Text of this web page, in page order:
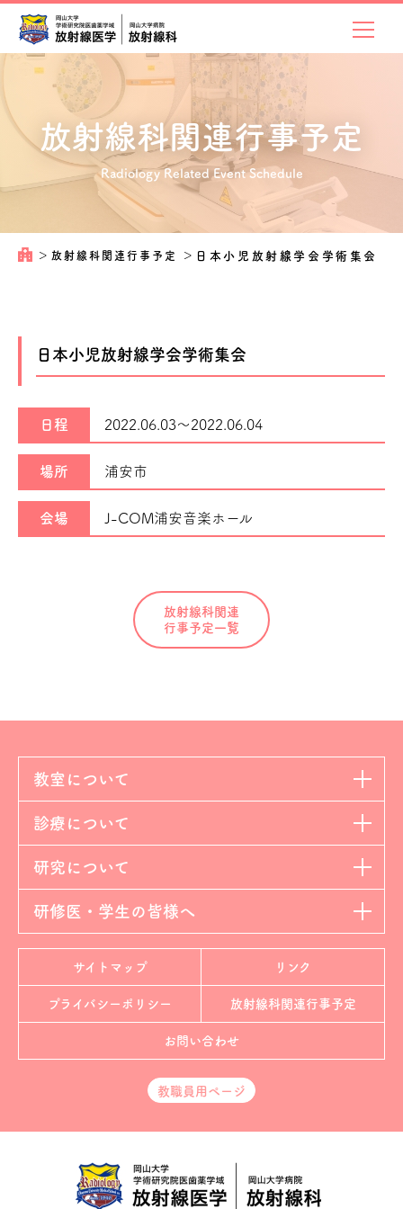
放射線科関連行事予定
Radiology Related Event Schedule
＞ 放射線科関連行事予定 ＞ 日本小児放射線学会学術集会
日本小児放射線学会学術集会
日程 2022.06.03～2022.06.04
場所 浦安市
会場 J-COM浦安音楽ホール
放射線科関連
行事予定一覧
教室について
診療について
研究について
研修医・学生の皆様へ
サイトマップ リンク
プライバシーポリシー 放射線科関連行事予定
お問い合わせ
教職員用ページ